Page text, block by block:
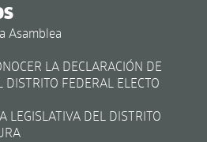
Asamblea
LA DECLARACIÓN DE
FEDERAL ELECTO
LEGISLATIVA DEL DISTRITO